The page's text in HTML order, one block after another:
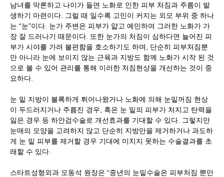
남녀를 막론하고 나이가 들면 노화로 인한 피부 처짐과 주름이 발
생하기 마련이다. 그럴 때 일수록 고민이 커지는 외모 부위 중 하나
는 “눈”이다. 눈가 주변은 피부가 얇고 예민하여 그러한 노화가 가
장 잘 드러나기 때문이다. 또한 눈가의 처짐이 심하다면 늘어진 피
부가 시야를 가려 불편함을 호소하기도 하며, 단순히 피부처짐뿐
만 아니라 눈에 보이지 않는 근육과 지방도 함께 노화가 시작 된 것
으로 볼 수 있어 관리를 통해 이러한 처짐현상을 개선하는 것이 중
요하다.
눈 밑 지방이 볼록하게 튀어나왔거나 노화에 의해 눈밑꺼짐 현상
이 두드러지거나 주름진 경우, 혹은 눈 밑의 피부가 처지고 탄력을
잃은 경우 등 하안검수술로 개선효과를 기대할 수 있다. 그렇지만
눈매의 모양을 고려하지 않고 단순히 지방만을 제거하거나 과도하
게 눈 밑 피부를 제거할 경우 기대에 미치지 못하는 수술결과를 초
래할 수 있다.
스타트성형외과 오동석 원장은 “중년의 눈밑수술은 피부처짐 뿐만